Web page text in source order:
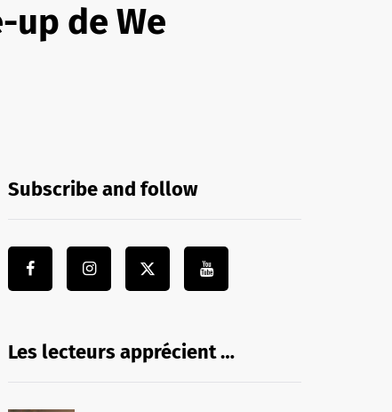
up de We
Subscribe and follow
Les lecteurs apprécient …